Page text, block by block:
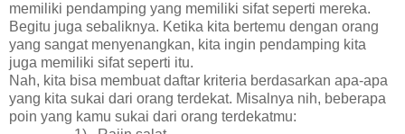
memiliki pendamping yang memiliki sifat seperti mereka.
Begitu juga sebaliknya. Ketika kita bertemu dengan orang
yang sangat menyenangkan, kita ingin pendamping kita
juga memiliki sifat seperti itu.
Nah, kita bisa membuat daftar kriteria berdasarkan apa-apa
yang kita sukai dari orang terdekat. Misalnya nih, beberapa
poin yang kamu sukai dari orang terdekatmu: